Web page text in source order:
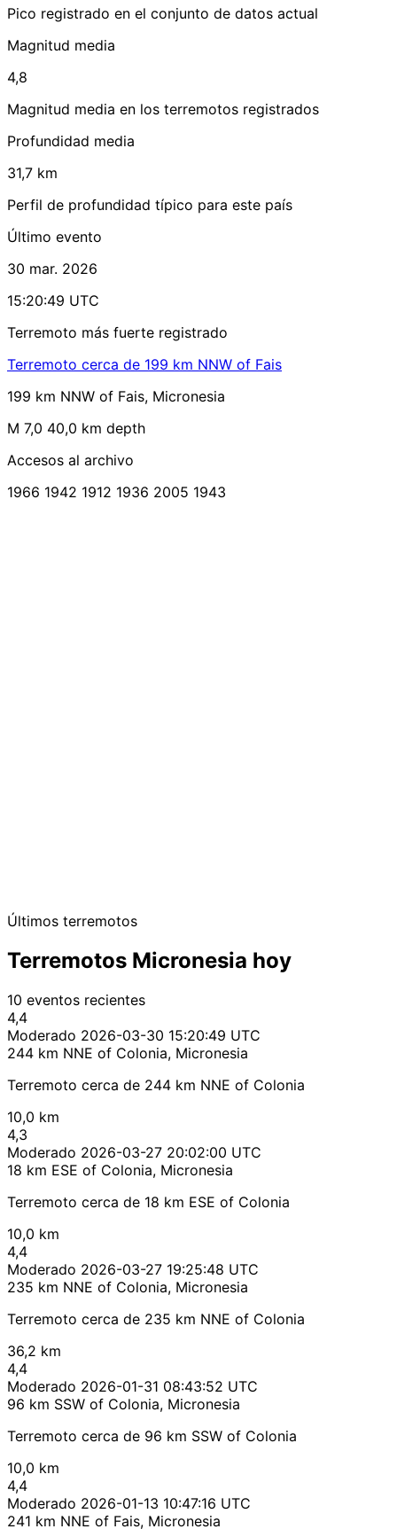
Pico registrado en el conjunto de datos actual
Magnitud media
4,8
Magnitud media en los terremotos registrados
Profundidad media
31,7 km
Perfil de profundidad típico para este país
Último evento
30 mar. 2026
15:20:49 UTC
Terremoto más fuerte registrado
Terremoto cerca de 199 km NNW of Fais
199 km NNW of Fais, Micronesia
M 7,0 40,0 km depth
Accesos al archivo
1966 1942 1912 1936 2005 1943
Últimos terremotos
Terremotos Micronesia hoy
10 eventos recientes
4,4
Moderado 2026-03-30 15:20:49 UTC
244 km NNE of Colonia, Micronesia
Terremoto cerca de 244 km NNE of Colonia
10,0 km
4,3
Moderado 2026-03-27 20:02:00 UTC
18 km ESE of Colonia, Micronesia
Terremoto cerca de 18 km ESE of Colonia
10,0 km
4,4
Moderado 2026-03-27 19:25:48 UTC
235 km NNE of Colonia, Micronesia
Terremoto cerca de 235 km NNE of Colonia
36,2 km
4,4
Moderado 2026-01-31 08:43:52 UTC
96 km SSW of Colonia, Micronesia
Terremoto cerca de 96 km SSW of Colonia
10,0 km
4,4
Moderado 2026-01-13 10:47:16 UTC
241 km NNE of Fais, Micronesia